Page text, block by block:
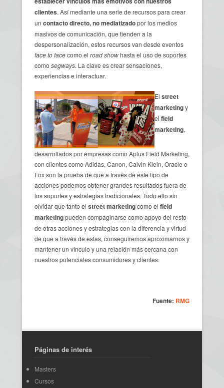
clientes. Así mediante una serie de recursos para crear
un contacto directo,no mediatizadopor los medios
masivos de comunicación, que tienden a la
despersonalización, estos recursos van desde eventos
face to facecomo el road showhasta el uso de soportes
como segways. La clave es crear sensaciones,
experiencias e interactuar.
El street
marketingy
el field
marketing,
desarrollados por empresas como Aplus Field Marketing,
con clientes como Adidas, Canon, Calvin Klein, Oracle o
Fox son la prueba de que a través de este tipo de
acciones podemos obtener grandes resultados fuera de
los soportes y estrategias tradicionales. Todo ello sin
olvidar que tanto el street marketingcomo el field
marketingpueden compaginarse como apoyo del resto
de otras acciones y estrategias con la diferencia y virtud
de que a través de estas, conseguiremos aproximarnos y
mantener un vínculo y una relación más cercana con
nuestros potenciales consumidores y clientes.
Fuente: RMG
Páginas de interés
Masters
Cursos